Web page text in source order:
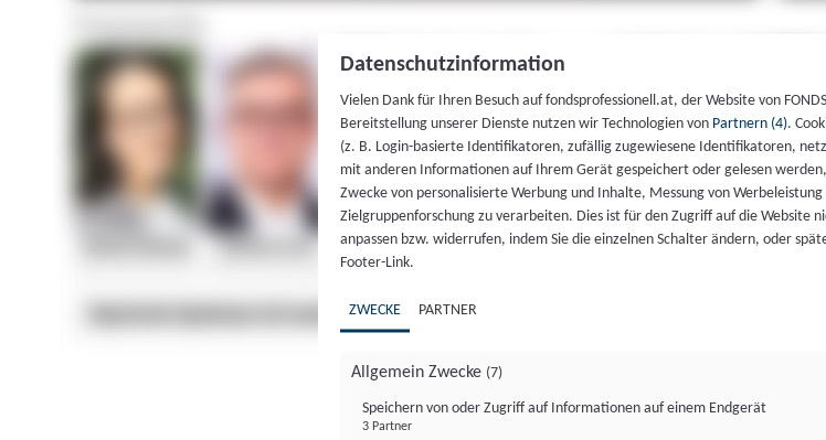
Datenschutzinformation
Vielen Dank für Ihren Besuch auf fondsprofessionell.at, der Website von
Bereitstellung unserer Dienste nutzen wir Technologien von Partnern (4).
(z. B. Login-basierte Identifikatoren, zufällig zugewiesene Identifikatoren,
mit anderen Informationen auf Ihrem Gerät gespeichert oder gelesen
Zwecke von personalisierte Werbung und Inhalte, Messung von
Zielgruppenforschung zu verarbeiten. Dies ist für den Zugriff auf die Website
anpassen bzw. widerrufen, indem Sie die einzelnen Schalter ändern, oder
Footer-Link.
ZWECKE PARTNER
Allgemein Zwecke (7)
Speichern von oder Zugriff auf Informationen auf einem Endgerät
3 Partner